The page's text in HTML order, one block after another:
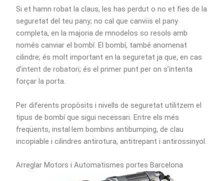
Si et hamn robat la claus, les has perdut o no et fies de la
seguretat del teu pany; no cal que canviïs el pany
completa, en la majoria de mnodelos so resols amb
només canviar el bombí. El bombí, també anomenat
cilindre; és molt important en la seguretat ja que, en cas
d’intent de robatori; és el primer punt per on s’intenta
forçar la porta.
Per diferents propòsits i nivells de seguretat utilitzem el
tipus de bombí que sigui necessari. Entre els més
freqüents, instal·lem bombins antibumping, de clau
incopiable i cilindres antirotura, antitrepant i antirossinyol.
Arreglar Motors i Automatismes portes Barcelona